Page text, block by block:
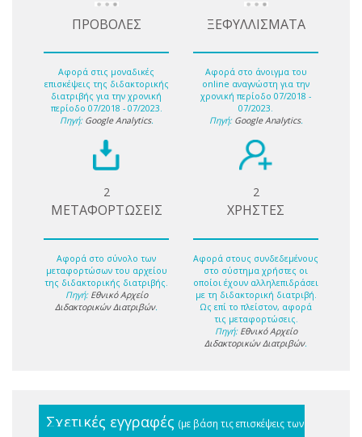
ΠΡΟΒΟΛΕΣ
Αφορά στις μοναδικές
επισκέψεις της διδακτορικής
διατριβής για την χρονική
περίοδο 07/2018 - 07/2023.
Πηγή: Google Analytics.
ΞΕΦΥΛΛΙΣΜΑΤΑ
Αφορά στο άνοιγμα του
online αναγνώστη για την
χρονική περίοδο 07/2018 -
07/2023.
Πηγή: Google Analytics.
2
ΜΕΤΑΦΟΡΤΩΣΕΙΣ
Αφορά στο σύνολο των
μεταφορτώσων του αρχείου
της διδακτορικής διατριβής.
Πηγή: Εθνικό Αρχείο
Διδακτορικών Διατριβών.
2
ΧΡΗΣΤΕΣ
Αφορά στους συνδεδεμένους
στο σύστημα χρήστες οι
οποίοι έχουν αλληλεπιδράσει
με τη διδακτορική διατριβή.
Ως επί το πλείστον, αφορά
τις μεταφορτώσεις.
Πηγή: Εθνικό Αρχείο
Διδακτορικών Διατριβών.
Σχετικές εγγραφές (με βάση τις επισκέψεις των